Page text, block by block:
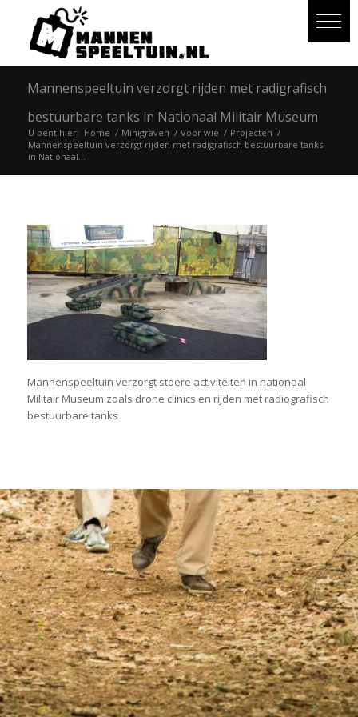
Mannenspeeltuin verzorgt rijden met radigrafisch
bestuurbare tanks in Nationaal Militair Museum
U bent hier: Home / Minigraven / Voor wie / Projecten /
Mannenspeeltuin verzorgt rijden met radigrafisch bestuurbare tanks
in Nationaal...
Mannenspeeltuin verzorgt stoere activiteiten in nationaal
Militair Museum zoals drone clinics en rijden met radiografisch
bestuurbare tanks